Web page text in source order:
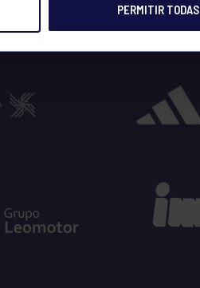
PERMITIR TODAS